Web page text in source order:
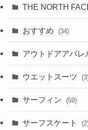
THE NORTH
おすすめ (34)
アウトドアアパレ
ウエットスーツ
サーフィン (59)
サーフスケート